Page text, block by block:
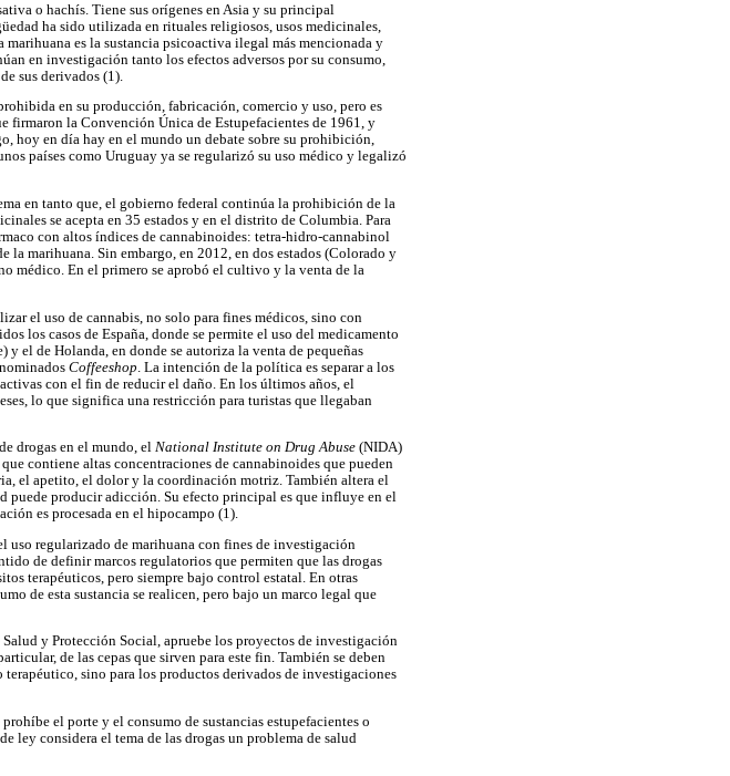
o hachís. Tiene sus orígenes en Asia y su principal
ha sido utilizada en rituales religiosos, usos medicinales,
es la sustancia psicoactiva ilegal más mencionada y
en investigación tanto los efectos adversos por su consumo,
sus derivados (1).
en su producción, fabricación, comercio y uso, pero es
firmaron la Convención Única de Estupefacientes de 1961, y
hoy en día hay en el mundo un debate sobre su prohibición,
países como Uruguay ya se regularizó su uso médico y legalizó
en tanto que, el gobierno federal continúa la prohibición de la
se acepta en 35 estados y en el distrito de Columbia. Para
con altos índices de cannabinoides: tetra-hidro-cannabinol
marihuana. Sin embargo, en 2012, en dos estados (Colorado y
médico. En el primero se aprobó el cultivo y la venta de la
el uso de cannabis, no solo para fines médicos, sino con
los casos de España, donde se permite el uso del medicamento
el de Holanda, en donde se autoriza la venta de pequeñas
Coffeeshop . La intención de la política es separar a los
con el fin de reducir el daño. En los últimos años, el
lo que significa una restricción para turistas que llegaban
drogas en el mundo, el National Institute on Drug Abuse (NIDA)
contiene altas concentraciones de cannabinoides que pueden
el apetito, el dolor y la coordinación motriz. También altera el
puede producir adicción. Su efecto principal es que influye en el
es procesada en el hipocampo (1).
regularizado de marihuana con fines de investigación
de definir marcos regulatorios que permiten que las drogas
terapéuticos, pero siempre bajo control estatal. En otras
de esta sustancia se realicen, pero bajo un marco legal que
y Protección Social, apruebe los proyectos de investigación
de las cepas que sirven para este fin. También se deben
sino para los productos derivados de investigaciones
el porte y el consumo de sustancias estupefacientes o
ley considera el tema de las drogas un problema de salud